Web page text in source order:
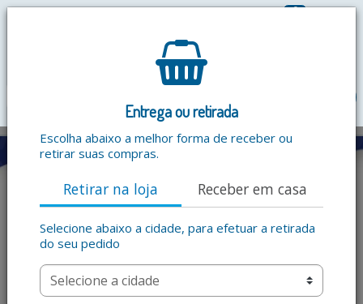
0
Entrega ou retirada
Escolha abaixo a melhor forma de receber ou
retirar suas compras.
Retirar na loja Receber em casa
Selecione abaixo a cidade, para efetuar a retirada
do seu pedido